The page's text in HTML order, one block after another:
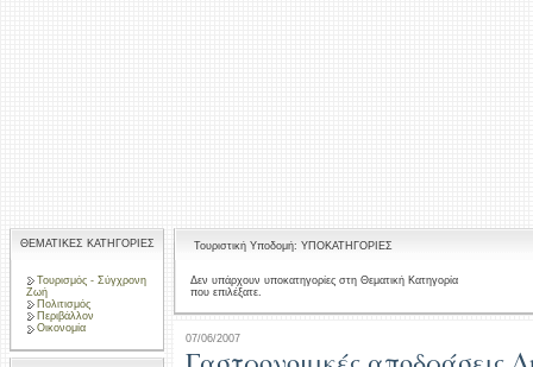
ΘΕΜΑΤΙΚΕΣ ΚΑΤΗΓΟΡΙΕΣ
Τουρισμός - Σύγχρονη
Ζωή
Πολιτισμός
Περιβάλλον
Οικονομία
Τουριστική Υποδομή: ΥΠΟΚΑΤΗΓΟΡΙΕΣ
Δεν υπάρχουν υποκατηγορίες στη Θεματική Κατηγορία
που επιλέξατε.
07/06/2007